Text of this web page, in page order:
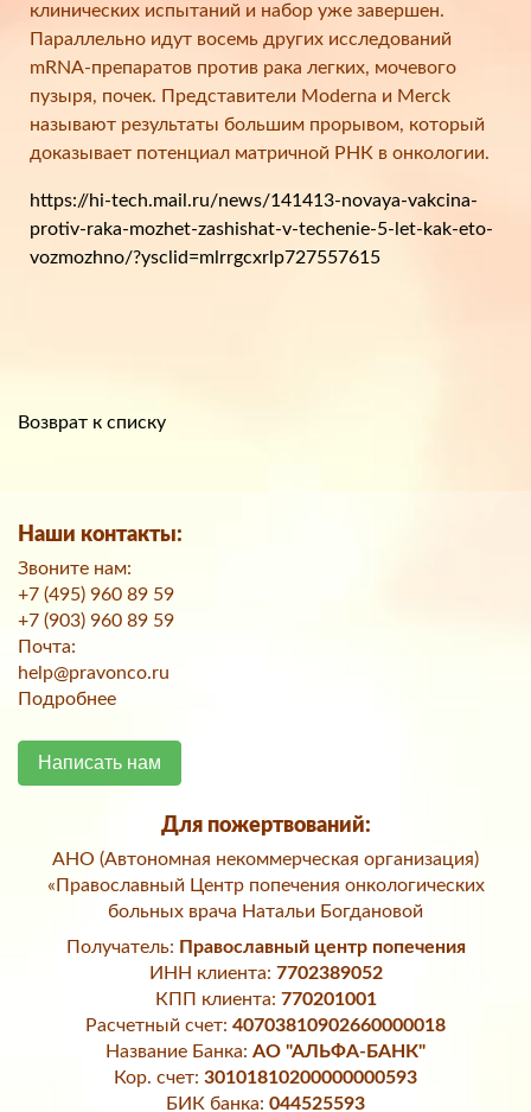
клинических испытаний и набор уже завершен.
Параллельно идут восемь других исследований
mRNA-препаратов против рака легких, мочевого
пузыря, почек. Представители Moderna и Merck
называют результаты большим прорывом, который
доказывает потенциал матричной РНК в онкологии.
https://hi-tech.mail.ru/news/141413-novaya-vakcina-
protiv-raka-mozhet-zashishat-v-techenie-5-let-kak-eto-
vozmozhno/?ysclid=mlrrgcxrlp727557615
Возврат к списку
Наши контакты:
Звоните нам:
+7 (495) 960 89 59
+7 (903) 960 89 59
Почта:
help@pravonco.ru
Подробнее
Написать нам
Для пожертвований:
АНО (Автономная некоммерческая организация)
«Православный Центр попечения онкологических
больных врача Натальи Богдановой
Получатель: Православный центр попечения
ИНН клиента: 7702389052
КПП клиента: 770201001
Расчетный счет: 40703810902660000018
Название Банка: АО "АЛЬФА-БАНК"
Кор. счет: 30101810200000000593
БИК банка: 044525593